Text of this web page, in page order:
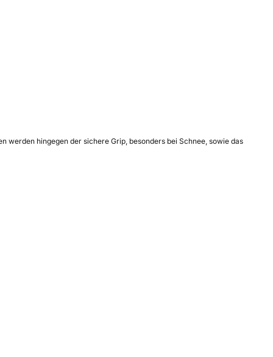
werden hingegen der sichere Grip, besonders bei Schnee, sowie das